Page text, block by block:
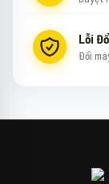
Lỗi
Đổi